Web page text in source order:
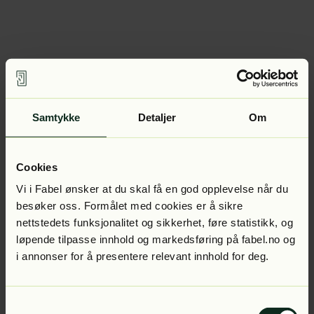
Samtykke Detaljer Om
Cookies
Vi i Fabel ønsker at du skal få en god opplevelse når du
besøker oss. Formålet med cookies er å sikre
nettstedets funksjonalitet og sikkerhet, føre statistikk, og
løpende tilpasse innhold og markedsføring på fabel.no og
i annonser for å presentere relevant innhold for deg.